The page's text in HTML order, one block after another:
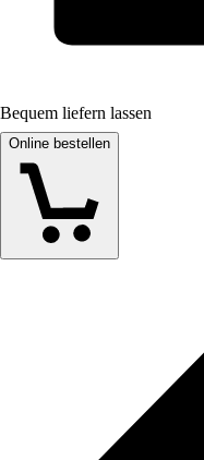
Bequem liefern lassen
Online bestellen